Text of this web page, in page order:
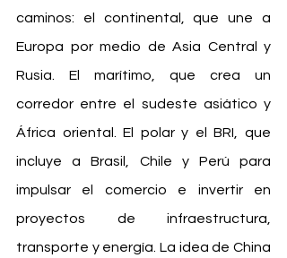
caminos: el continental, que une a
Europa por medio de Asia Central y
Rusia. El marítimo, que crea un
corredor entre el sudeste asiático y
África oriental. El polar y el BRI, que
incluye a Brasil, Chile y Perú para
impulsar el comercio e invertir en
proyectos de infraestructura,
transporte y energía. La idea de China